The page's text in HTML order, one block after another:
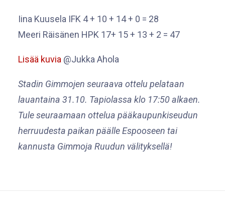
Iina Kuusela IFK 4 + 10 + 14 + 0 = 28
Meeri Räisänen HPK 17+ 15 + 13 + 2 = 47
Lisää kuvia @Jukka Ahola
Stadin Gimmojen seuraava ottelu pelataan
lauantaina 31.10. Tapiolassa klo 17:50 alkaen.
Tule seuraamaan ottelua pääkaupunkiseudun
herruudesta paikan päälle Espooseen tai
kannusta Gimmoja Ruudun välityksellä!